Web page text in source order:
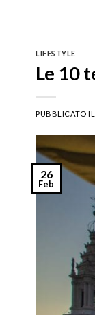
LIFESTYLE
Le 10
PUBBLICATO IL
26
Feb